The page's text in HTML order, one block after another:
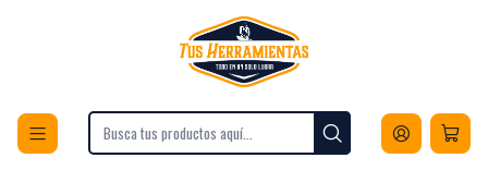
Envios a todo Chile
Herramientas para Jardín
Eléctricas
Eléctricas